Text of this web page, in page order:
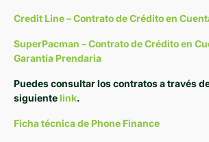
Credit Line – Contrato de Crédito en
SuperPacman – Contrato de Crédito en
Garantía Prendaria
Puedes consultar los contratos a través
siguientelink.
Ficha técnica de Phone Finance